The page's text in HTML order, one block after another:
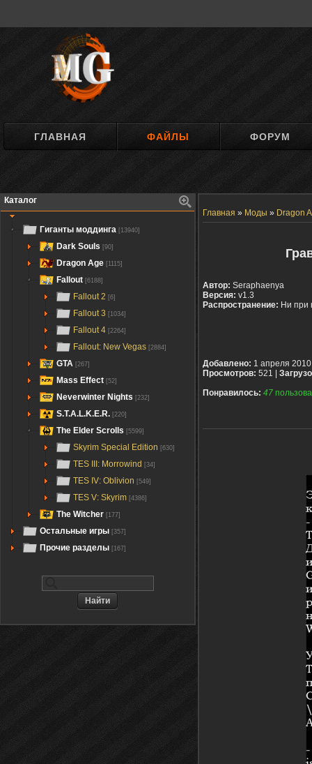
ГЛАВНАЯ ФАЙЛЫ ФОРУМ
Каталог
Гиганты моддинга [13940]
Dark Souls [90]
Dragon Age [1115]
Fallout [6188]
Fallout 2 [6]
Fallout 3 [1034]
Fallout 4 [2264]
Fallout: New Vegas [2884]
GTA [267]
Mass Effect [52]
Neverwinter Nights [232]
S.T.A.L.K.E.R. [220]
The Elder Scrolls [5599]
Skyrim Special Edition [630]
TES III: Morrowind [34]
TES IV: Oblivion [549]
TES V: Skyrim [4386]
The Witcher [177]
Остальные игры [357]
Прочие разделы [167]
Главная » Моды » Dragon
Автор: Seraphaenya
Версия: v1.3
Распространение: Ни при
Добавлено: 1 апреля 2010
Просмотров: 521 |
Понравилось: 47